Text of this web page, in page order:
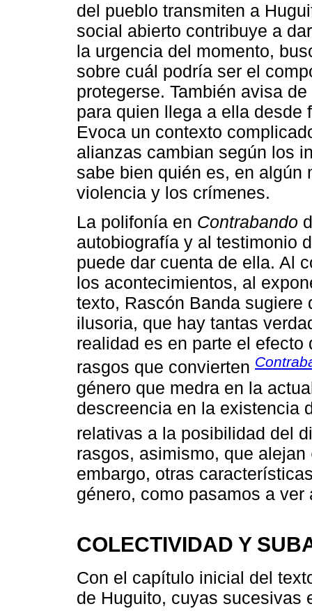
del pueblo transmiten a
social abierto contribuye a
la urgencia del momento,
sobre cuál podría ser el
protegerse. También avisa
para quien llega a ella desde
Evoca un contexto
alianzas cambian según los
sabe bien quién es, en algún
violencia y los crímenes.
La polifonía en Contrabando
autobiografía y al testimonio
puede dar cuenta de ella. Al
los acontecimientos, al
texto, Rascón Banda sugiere
ilusoria, que hay tantas
realidad es en parte el
rasgos que convierten
género que medra en la
descreencia en la existencia
relativas a la posibilidad del
rasgos, asimismo, que alejan
embargo, otras
género, como pasamos a ver
COLECTIVIDAD Y
Con el capítulo inicial del
de Huguito, cuyas sucesivas